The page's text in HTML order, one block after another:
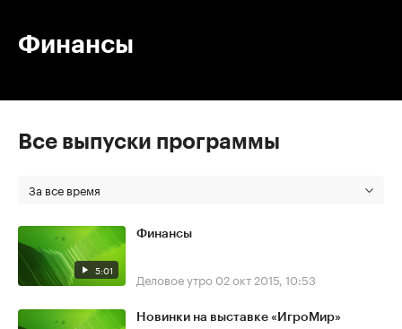
Финансы
Все выпуски программы
За все время
5:01
Финансы
Деловое утро 02 окт 2015, 10:53
Новинки на выставке «ИгроМир»